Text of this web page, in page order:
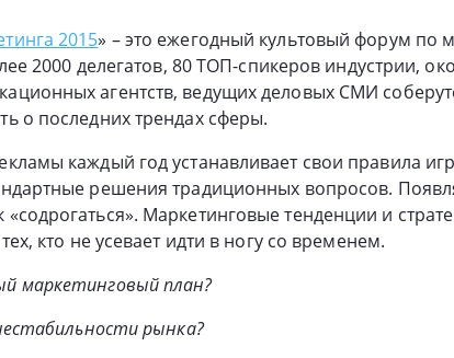
2015» – это ежегодный культовый форум по
2000 делегатов, 80 ТОП-спикеров индустрии,
агентств, ведущих деловых СМИ
о последних трендах сферы.
каждый год устанавливает свои правила
решения традиционных вопросов.
Маркетинговые тенденции и
кто не усевает идти в ногу со временем.
маркетинговый план?
рынка?